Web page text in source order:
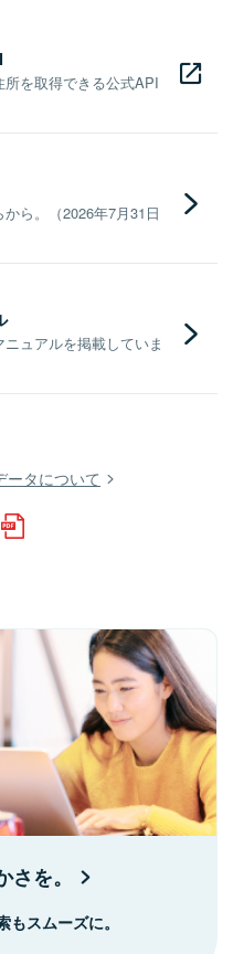
を取得できる公式API
ら。（2026年7月31日
ュアルを掲載していま
ータについて
を。
スムーズに。